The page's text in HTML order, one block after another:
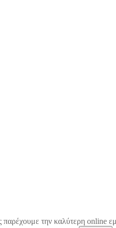
παρέχουμε την καλύτερη online